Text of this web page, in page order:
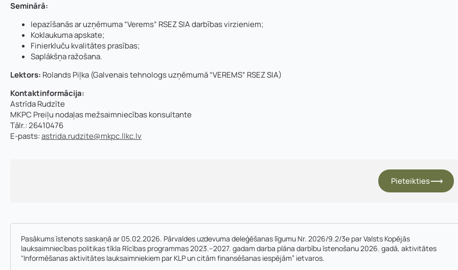
Seminārā:
Iepazīšanās ar uzņēmuma “Verems” RSEZ SIA darbības virzieniem;
Koklaukuma apskate;
Finierkluču kvalitātes prasības;
Saplākšņa ražošana.
Lektors: Rolands Piļka (Galvenais tehnologs uzņēmumā “VEREMS” RSEZ SIA)
Kontaktinformācija:
Astrīda Rudzīte
MKPC Preiļu nodaļas mežsaimniecības konsultante
Tālr.: 26410476
E-pasts:astrida.rudzite@mkpc.llkc.lv
Pieteikties
Pasākums īstenots saskaņā ar 05.02.2026. Pārvaldes uzdevuma deleģēšanas līgumu Nr. 2026/9.2/3e par Valsts Kopējās
lauksaimniecības politikas tīkla Rīcības programmas 2023.–2027. gadam darba plāna darbību īstenošanu 2026. gadā, aktivitātes
"Informēšanas aktivitātes lauksaimniekiem par KLP un citām finansēšanas iespējām” ietvaros.
Vārds
Jūs varat augšupielādēt līdz 2 failiem.
Vārds, uzvārds
ā
r
d
s
*
Piezīmes